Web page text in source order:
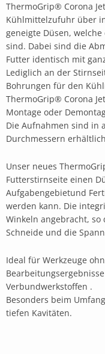
ThermoGrip® Corona
Kühlmittelzufuhr über
geneigte Düsen,
sind. Dabei sind die
Futter identisch mit
Lediglich an der
Bohrungen für den
ThermoGrip® Corona
Montage oder
Die Aufnahmen sind in
Durchmessern
Unser neues
Futterstirnseite einen
Aufgabengebietund
werden kann. Die
Winkeln angebracht,
Schneide und die
Ideal für Werkzeuge
Verbundwerkstoffen .
Besonders beim
tiefen Kavitäten.